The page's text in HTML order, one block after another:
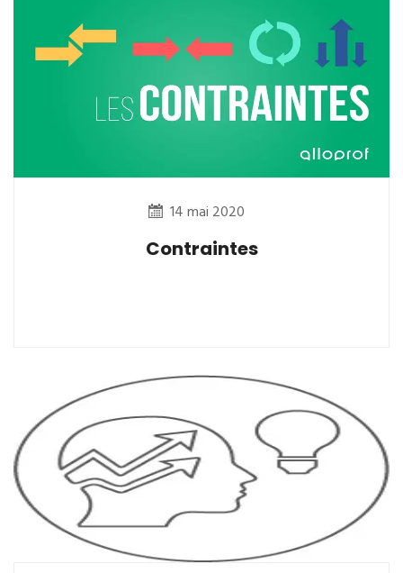
14 mai 2020
Contraintes